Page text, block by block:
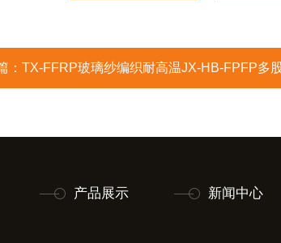
： TX-FFRP玻璃纱编织耐高温JX-HB-FPFP多股补偿
产品展示 新闻中心